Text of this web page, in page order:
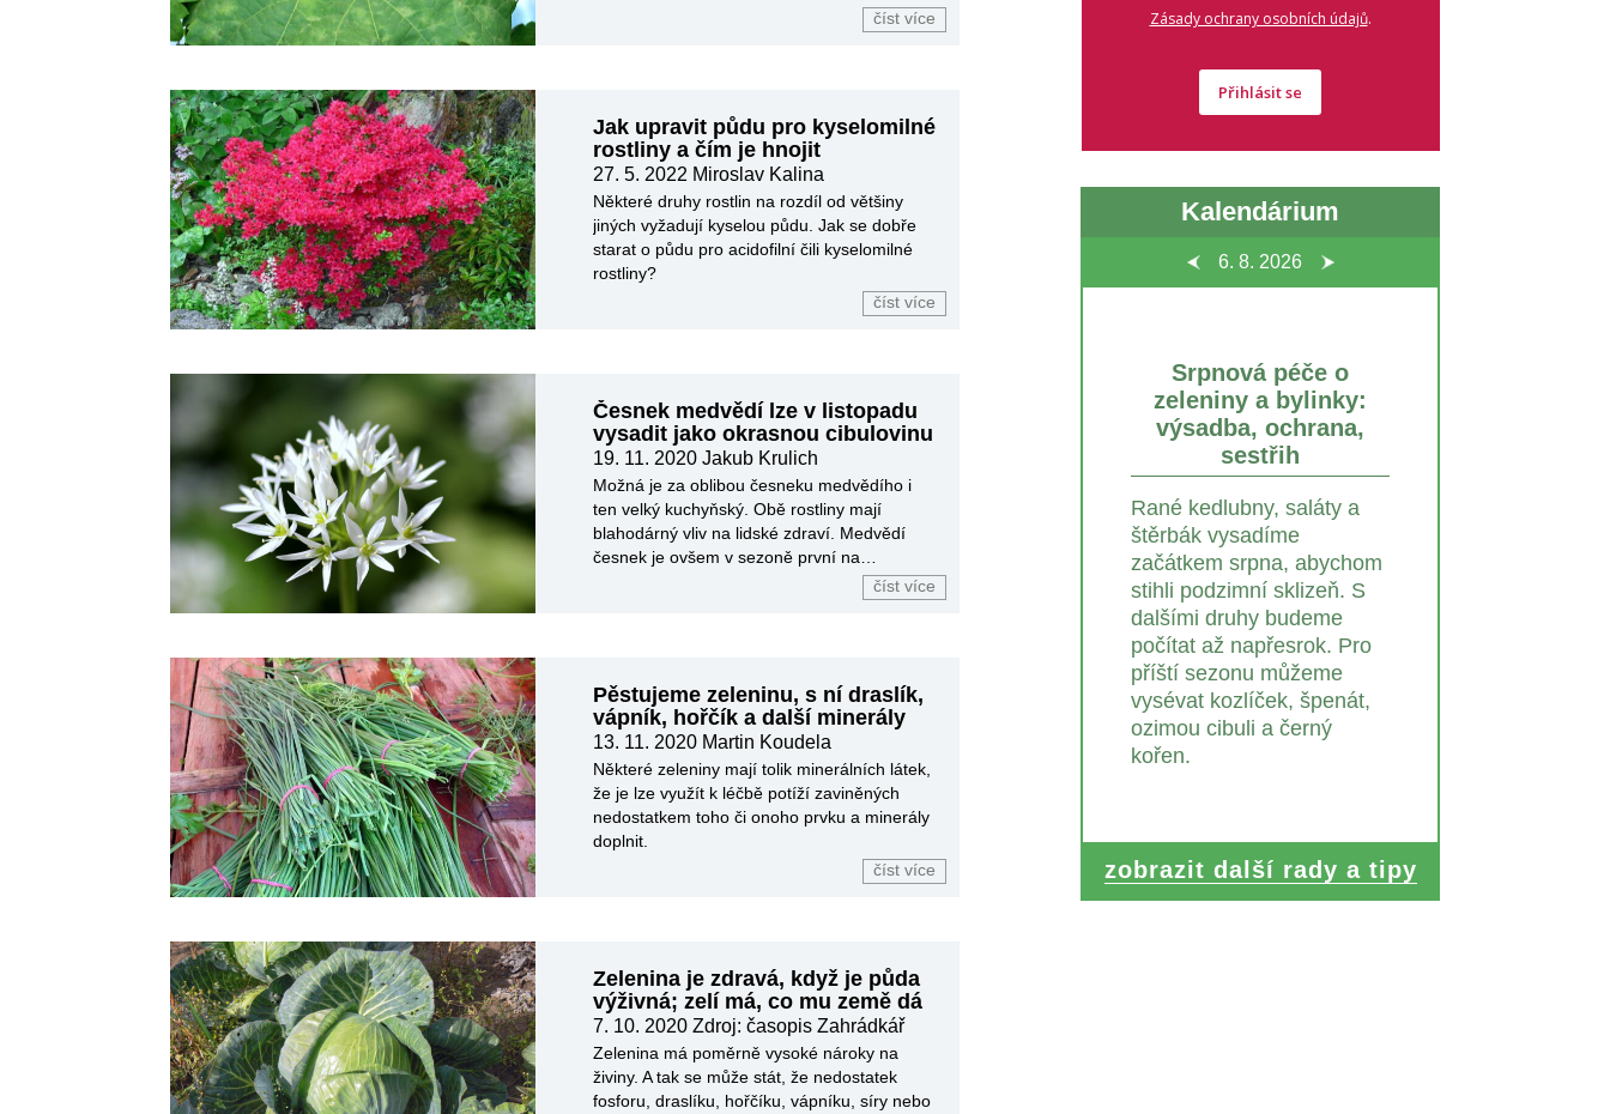
číst více
Jak upravit půdu pro kyselomilné
rostliny a čím je hnojit
27. 5. 2022 Miroslav Kalina
Některé druhy rostlin na rozdíl od většiny
jiných vyžadují kyselou půdu. Jak se dobře
starat o půdu pro acidofilní čili kyselomilné
rostliny?
číst více
Česnek medvědí lze v listopadu
vysadit jako okrasnou cibulovinu
19. 11. 2020Jakub Krulich
Možná je za oblibou česneku medvědího i
ten velký kuchyňský. Obě rostliny mají
blahodárný vliv na lidské zdraví. Medvědí
česnek je ovšem v sezoně první na
číst více
Pěstujeme zeleninu, s ní draslík,
vápník, hořčík a další minerály
13. 11. 2020 Martin Koudela
Některé zeleniny mají tolik minerálních látek,
že je lze využít k léčbě potíží zaviněných
nedostatkem toho či onoho prvku a minerály
doplnit.
číst více
Zelenina je zdravá, když je půda
výživná; zelí má, co mu země dá
7. 10. 2020Zdroj: časopis Zahrádkář
Zelenina má poměrně vysoké nároky na
živiny. A tak se může stát, že nedostatek
fosforu, draslíku, hořčíku, vápníku, síry nebo
Zásady ochrany osobních údajů.
Přihlásit se
Kalendárium
6. 8. 2026
Srpnová péče o
zeleniny a bylinky:
výsadba, ochrana,
sestřih
Rané kedlubny, saláty a
štěrbák vysadíme
začátkem srpna, abychom
stihli podzimní sklizeň. S
dalšími druhy budeme
počítat až napřesrok. Pro
příští sezonu můžeme
vysévat kozlíček, špenát,
ozimou cibuli a černý
kořen.
zobrazit další rady a tipy